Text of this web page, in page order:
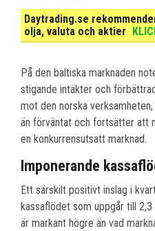
Daytrading.se
olja, valuta och aktier
På den baltiska marknaden
stigande intäkter och
mot den norska
än förväntat och fortsätter att
en konkurrensutsatt marknad.
Imponerande
Ett särskilt positivt inslag i
kassaflödet som uppgår till
är markant högre än vad